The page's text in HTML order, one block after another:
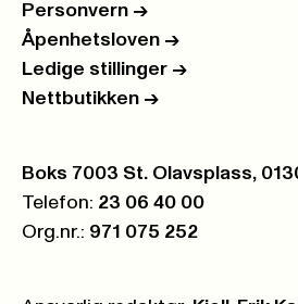
Personvern ->
Åpenhetsloven ->
Ledige stillinger ->
Nettbutikken ->
Postboks:
Boks 7003 St. Olavsplass,
Telefon: 23 06 40 00
Org.nr.: 971 075 252